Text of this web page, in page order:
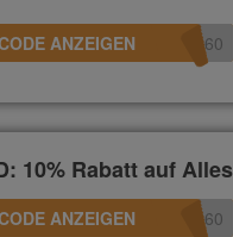
ANZEIGEN 360
10% Rabatt auf Alles
ANZEIGEN 360